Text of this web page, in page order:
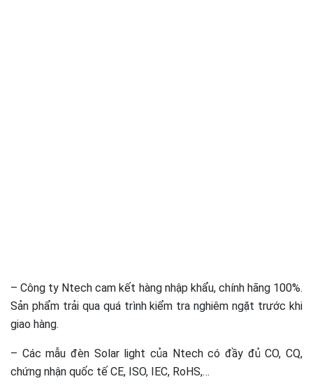
– Công ty Ntech cam kết hàng nhập khẩu, chính hãng 100%.
Sản phẩm trải qua quá trình kiểm tra nghiêm ngặt trước khi
giao hàng.
– Các mẫu đèn Solar light của Ntech có đầy đủ CO, CQ,
chứng nhận quốc tế CE, ISO, IEC, RoHS,…